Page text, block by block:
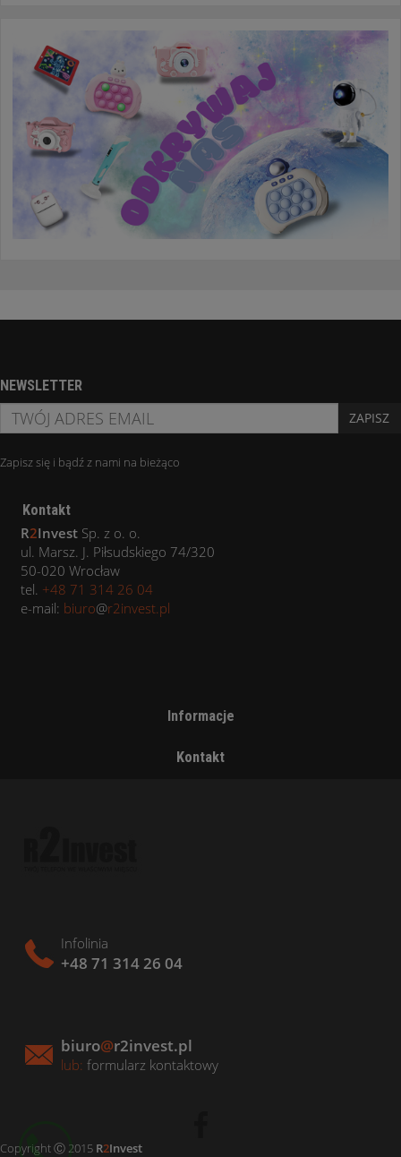
NEWSLETTER
ZAPISZ
Zapisz się i bądź z nami na bieżąco
Kontakt
R2Invest Sp. z o. o.
ul. Marsz. J. Piłsudskiego 74/320
50-020 Wrocław
tel. +48 71 314 26 04
e-mail: biuro@r2invest.pl
Informacje
Kontakt
Infolinia
+48 71 314 26 04
biuro@r2invest.pl
lub: formularz kontaktowy
Copyright Ⓒ 2015 R2Invest